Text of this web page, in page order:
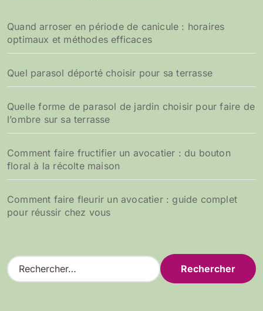
Quand arroser en période de canicule : horaires
optimaux et méthodes efficaces
Quel parasol déporté choisir pour sa terrasse
Quelle forme de parasol de jardin choisir pour faire de
l’ombre sur sa terrasse
Comment faire fructifier un avocatier : du bouton
floral à la récolte maison
Comment faire fleurir un avocatier : guide complet
pour réussir chez vous
R
e